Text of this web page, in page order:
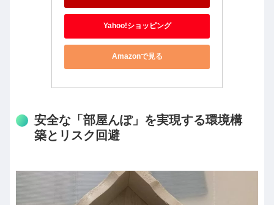
Yahoo!ショッピング
Amazonで見る
安全な「部屋んぽ」を実現する環境構
築とリスク回避